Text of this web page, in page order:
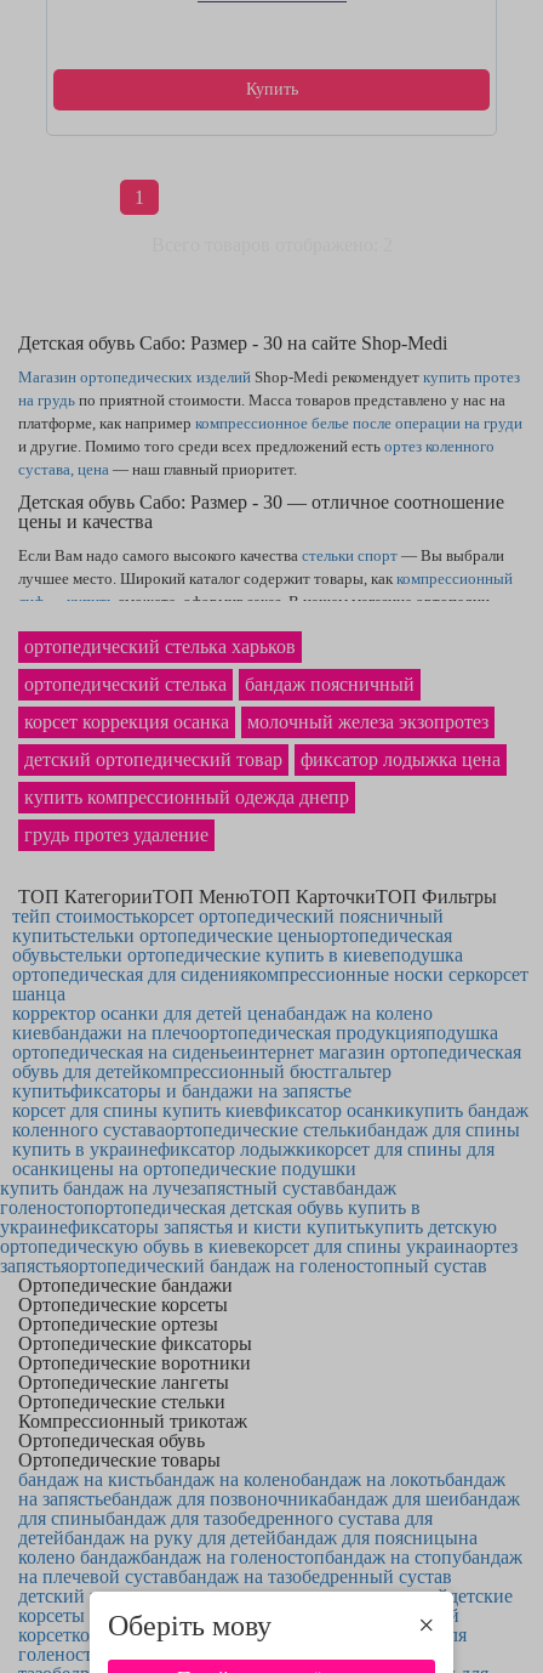
Оберіть мову ×
Купить
1
Детская обувь Сабо: Размер - 30 на сайте Shop-Medi
Магазин ортопедических изделий Shop-Medi рекомендует купить протез
на грудь по приятной стоимости. Масса товаров представлено у нас на
платформе, как например компрессионное белье после операции на груди
и другие. Помимо того среди всех предложений есть ортез коленного
сустава, цена — наш главный приоритет.
Детская обувь Сабо: Размер - 30 — отличное соотношение
цены и качества
Если Вам надо самого высокого качества стельки спорт — Вы выбрали
лучшее место. Широкий каталог содержит товары, как компрессионный
лиф — купить сможете, оформив заказ. В нашем магазине ортопедии
и по Украине. Фирменныйфиксирующий бандаж на колено
станет покупкой, которой Вы будете рады.
ортопедический стелька харьков
ортопедический стелька
бандаж поясничный
корсет коррекция осанка
молочный железа экзопротез
детский ортопедический товар
фиксатор лодыжка цена
купить компрессионный одежда днепр
грудь протез удаление
ТОП КатегорииТОП МенюТОП КарточкиТОП Фильтры
тейп стоимостькорсет ортопедический поясничный
купитьстельки ортопедические ценыортопедическая
обувьстельки ортопедические купить в киевеподушка
ортопедическая для сидениякомпрессионные носки cepкорсет
шанца
корректор осанки для детей ценабандаж на колено
киевбандажи на плечоортопедическая продукцияподушка
ортопедическая на сиденьеинтернет магазин ортопедическая
обувь для детейкомпрессионный бюстгальтер
купитьфиксаторы и бандажи на запястье
корсет для спины купить киевфиксатор осанкикупить бандаж
коленного суставаортопедические стелькибандаж для спины
купить в украинефиксатор лодыжкикорсет для спины для
осанкицены на ортопедические подушки
купить бандаж на лучезапястный суставбандаж
голеностопортопедическая детская обувь купить в
украинефиксаторы запястья и кисти купитькупить детскую
ортопедическую обувь в киевекорсет для спины украинаортез
запястьяортопедический бандаж на голеностопный сустав
Ортопедические бандажи
Ортопедические корсеты
Ортопедические ортезы
Ортопедические фиксаторы
Ортопедические воротники
Ортопедические лангеты
Ортопедические стельки
Компрессионный трикотаж
Ортопедическая обувь
Ортопедические товары
бандаж на кистьбандаж на коленобандаж на локотьбандаж
на запястьебандаж для позвоночникабандаж для шеибандаж
для спиныбандаж для тазобедренного сустава для
детейбандаж на руку для детейбандаж для поясницына
колено бандажбандаж на голеностопбандаж на стопубандаж
на плечевой суставбандаж на тазобедренный сустав
детский корсет для позвоночникакорсеты для детейдетские
корсеты для осанки
шейный
корсеткорсет для запястьякорсет для осанки
корсет для
голеностопа